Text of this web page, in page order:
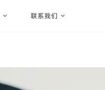
联系我们